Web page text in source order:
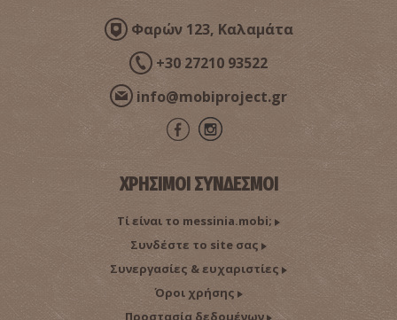
Μυρτώ Δραγώνα-Μονάχου–Ακαδημαϊκός, Καθηγήτρια
Φαρών 123, Καλαμάτα
+30 27210 93522
info@mobiproject.gr
ΧΡΗΣΙΜΟΙ ΣΥΝΔΕΣΜΟΙ
Τί είναι το messinia.mobi;
Συνδέστε το site σας
Συνεργασίες & ευχαριστίες
Όροι χρήσης